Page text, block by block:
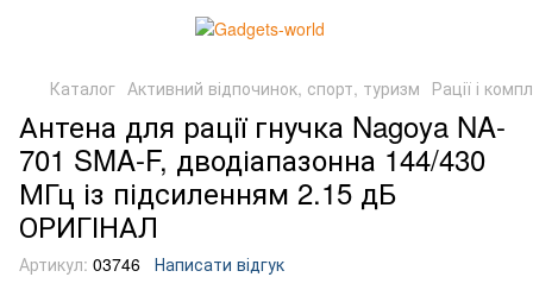
Каталог Активний відпочинок, спорт, туризм Рації і
Антена для рації гнучка Nagoya NA-
701 SMA-F, дводіапазонна 144/430
МГц із підсиленням 2.15 дБ
ОРИГІНАЛ
Артикул: 03746 Написати відгук